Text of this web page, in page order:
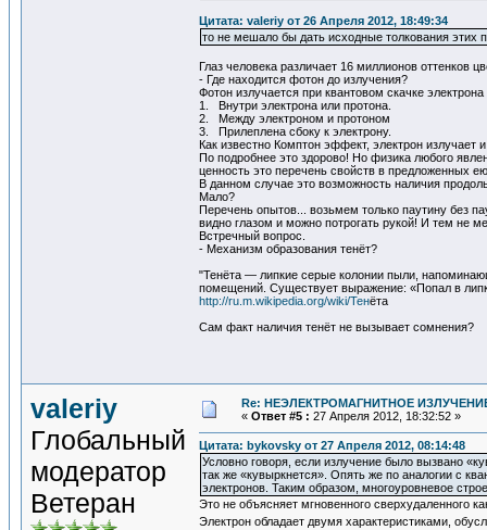
Цитата: valeriy от 26 Апреля 2012, 18:49:34
то не мешало бы дать исходные толкования этих
Глаз человека различает 16 миллионов оттенков
- Где находится фотон до излучения?
Фотон излучается при квантовом скачке
1. Внутри электрона или протона.
2. Между электроном и протоном
3. Прилеплена сбоку к электрону.
Как известно Комптон эффект, электрон излучает
По подробнее это здорово! Но физика любого
ценность это перечень свойств в предложенных
В данном случае это возможность наличия
Мало?
Перечень опытов... возьмем только паутину без
видно глазом и можно потрогать рукой! И тем не
Встречный вопрос.
- Механизм образования тенёт?
"Тенёта — липкие серые колонии пыли,
помещений. Существует выражение: «Попал в
http://ru.m.wikipedia.org/wiki/Тенёта
Сам факт наличия тенёт не вызывает сомнения?
valeriy
Глобальный
модератор
Ветеран
Re: НЕЭЛЕКТРОМАГНИТНОЕ
« Ответ #5 : 27 Апреля 2012, 18:32:52 »
Цитата: bykovsky от 27 Апреля 2012, 08:14:48
Условно говоря, если излучение было вызвано
так же «кувыркнется». Опять же по аналогии с
электронов. Таким образом, многоуровневое
Это не объясняет мгновенного сверхудаленного
Электрон обладает двумя характеристиками,